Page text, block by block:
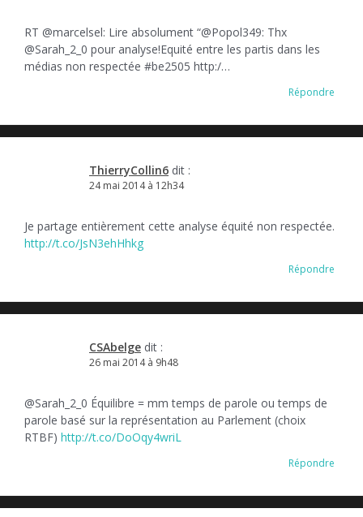
RT @marcelsel: Lire absolument “@Popol349: Thx
@Sarah_2_0 pour analyse!Equité entre les partis dans les
médias non respectée #be2505 http:/…
Répondre
ThierryCollin6 dit :
24 mai 2014 à 12h34
Je partage entièrement cette analyse équité non respectée.
http://t.co/JsN3ehHhkg
Répondre
CSAbelge dit :
26 mai 2014 à 9h48
@Sarah_2_0 Équilibre = mm temps de parole ou temps de
parole basé sur la représentation au Parlement (choix
RTBF) http://t.co/DoOqy4wriL
Répondre